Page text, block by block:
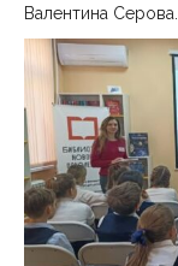
Валентина Серова.